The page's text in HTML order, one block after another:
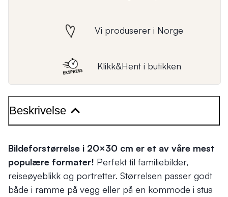
Vi produserer i Norge
Klikk&Hent i butikken
Beskrivelse
Bildeforstørrelse i 20×30 cm er et av våre mest
populære formater! Perfekt til familiebilder,
reiseøyeblikk og portretter. Størrelsen passer godt
både i ramme på vegg eller på en kommode i stua